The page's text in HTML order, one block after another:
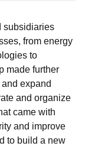
subsidiaries
from energy
to
made further
expand
and organize
came with
and improve
to build a new